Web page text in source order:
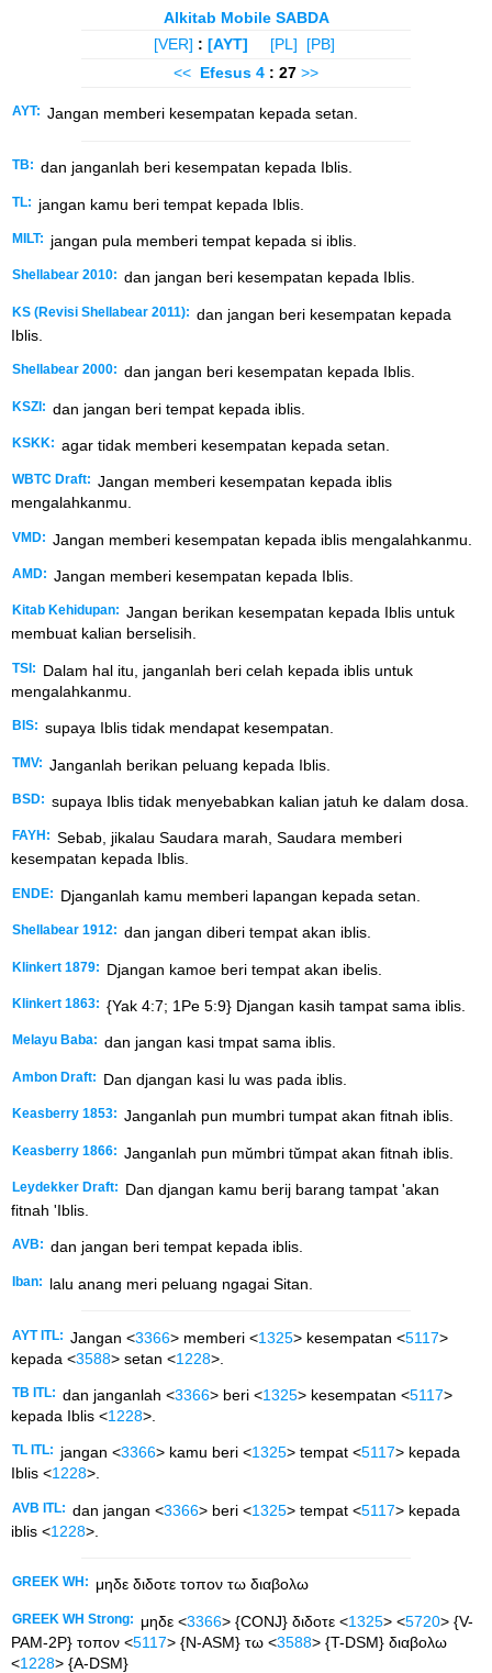
Alkitab Mobile SABDA
[VER] : [AYT] [PL]
[PB]
<< Efesus 4 : 27 >>
AYT: Jangan memberi kesempatan kepada setan.
TB: dan janganlah beri kesempatan kepada Iblis.
TL: jangan kamu beri tempat kepada Iblis.
MILT: jangan pula memberi tempat kepada si iblis.
Shellabear 2010: dan jangan beri kesempatan kepada Iblis.
KS (Revisi Shellabear 2011): dan jangan beri kesempatan kepada
Iblis.
Shellabear 2000: dan jangan beri kesempatan kepada Iblis.
KSZI: dan jangan beri tempat kepada iblis.
KSKK: agar tidak memberi kesempatan kepada setan.
WBTC Draft: Jangan memberi kesempatan kepada iblis
mengalahkanmu.
VMD: Jangan memberi kesempatan kepada iblis mengalahkanmu.
AMD: Jangan memberi kesempatan kepada Iblis.
Kitab Kehidupan: Jangan berikan kesempatan kepada Iblis untuk
membuat kalian berselisih.
TSI:
Dalam hal itu, janganlah beri celah kepada iblis untuk
mengalahkanmu.
BIS: supaya Iblis tidak mendapat kesempatan.
TMV: Janganlah berikan peluang kepada Iblis.
BSD: supaya Iblis tidak menyebabkan kalian jatuh ke dalam dosa.
FAYH: Sebab, jikalau Saudara marah, Saudara memberi
kesempatan kepada Iblis.
ENDE: Djanganlah kamu memberi lapangan kepada setan.
Shellabear 1912: dan jangan diberi tempat akan iblis.
Klinkert 1879: Djangan kamoe beri tempat akan ibelis.
Klinkert 1863: {Yak 4:7; 1Pe 5:9} Djangan kasih tampat sama iblis.
Melayu Baba: dan jangan kasi tmpat sama iblis.
Ambon Draft: Dan djangan kasi lu was pada iblis.
Keasberry 1853: Janganlah pun mumbri tumpat akan fitnah iblis.
Keasberry 1866: Janganlah pun mŭmbri tŭmpat akan fitnah iblis.
Leydekker Draft:
Dan djangan kamu berij barang tampat 'akan
fitnah 'Iblis.
AVB: dan jangan beri tempat kepada iblis.
Iban: lalu anang meri peluang ngagai Sitan.
AYT ITL: Jangan <3366> memberi <1325> kesempatan <5117>
kepada <3588> setan <1228>.
TB ITL: dan janganlah <3366> beri <1325> kesempatan <5117>
kepada Iblis <1228>.
TL ITL: jangan <3366> kamu beri <1325> tempat <5117> kepada
Iblis <1228>.
AVB ITL: dan jangan <3366> beri <1325> tempat <5117> kepada
iblis <1228>.
GREEK WH: μηδε διδοτε τοπον τω διαβολω
GREEK WH Strong: μηδε <3366> {CONJ} διδοτε <1325> <5720> {V-
PAM-2P} τοπον <5117> {N-ASM} τω <3588> {T-DSM} διαβολω
<1228> {A-DSM}